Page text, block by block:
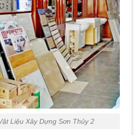
Liệu Xây Dựng Sơn Thủy 2